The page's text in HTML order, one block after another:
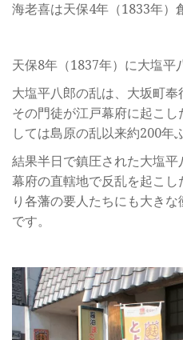
海老喜は天保4年（1833年）
天保8年（1837年）に大塩平
大塩平八郎の乱は、大坂町
その門徒が江戸幕府に起こ
しては島原の乱以来約200年
結果半日で鎮圧された大塩
幕府の直轄地で反乱を起こ
り各藩の要人たちにも大き
です。